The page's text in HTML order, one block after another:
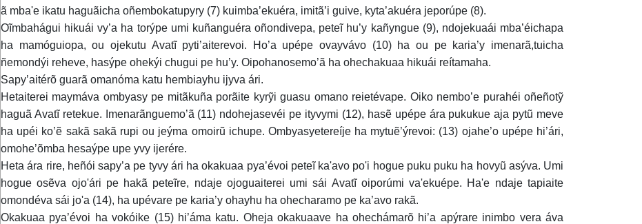
ã mba'e ikatu haguãicha oñembokatupyry (7) kuimba’ekuéra, imitã’i guive, kyta’akuéra jeporúpe (8).
Oĩmbahágui hikuái vy’a ha torýpe umi kuñanguéra oñondivepa, peteĩ hu’y kañyngue (9), ndojekuaái mba’éichapa
ha mamóguiopa, ou ojekutu Avatĩ pyti’aiterevoi. Ho’a upépe ovayvávo (10) ha ou pe karia’y imenarã,tuicha
ñemondýi reheve, hasýpe ohekýi chugui pe hu’y. Oipohanosemo’ã ha ohechakuaa hikuái reítamaha.
Sapy’aitérõ guarã omanóma katu hembiayhu ijyva ári.
Hetaiterei maymáva ombyasy pe mitãkuña porãite kyrỹi guasu omano reietévape. Oiko nembo’e purahéi oñeñotỹ
haguã Avatĩ retekue. Imenarãnguemo’ã (11) ndohejasevéi pe ityvymi (12), hasẽ upépe ára pukukue aja pytũ meve
ha upéi ko’ẽ sakã sakã rupi ou jeýma omoirũ ichupe. Ombyasyetereíje ha mytuẽ’ýrevoi: (13) ojahe’o upépe hi’ári,
omohe’õmba hesaýpe upe yvy ijerére.
Heta ára rire, heñói sapy’a pe tyvy ári ha okakuaa pya’évoi peteĩ ka'avo po'i hogue puku puku ha hovyũ asýva. Umi
hogue osẽva ojo'ári pe hakã peteĩre, ndaje ojoguaiterei umi sái Avatĩ oiporúmi va'ekuépe. Ha'e ndaje tapiaite
omondéva sái jo'a (14), ha upévare pe karia’y ohayhu ha ohecharamo pe ka’avo rakã.
Okakuaa pya’évoi ha vokóike (15) hi’áma katu. Oheja okakuaave ha ohechámarõ hi’a apýrare inimbo vera áva